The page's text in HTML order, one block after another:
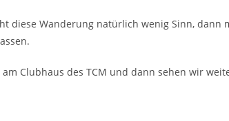
diese Wanderung natürlich wenig Sinn, dann
Clubhaus des TCM und dann sehen wir